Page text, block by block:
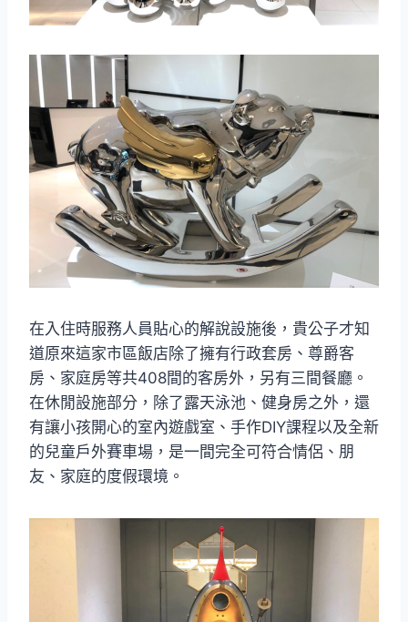
在入住時服務人員貼心的解說設施後，貴公子才知
道原來這家市區飯店除了擁有行政套房、尊爵客
房、家庭房等共408間的客房外，另有三間餐廳。
在休閒設施部分，除了露天泳池、健身房之外，還
有讓小孩開心的室內遊戲室、手作DIY課程以及全新
的兒童戶外賽車場，是一間完全可符合情侶、朋
友、家庭的度假環境。